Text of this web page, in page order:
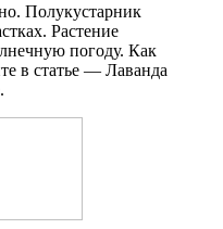
Полукустарник
Растение
погоду. Как
в статье — Лаванда